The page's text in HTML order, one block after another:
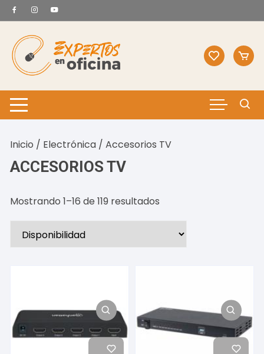
Saltar
al
contenido
Inicio / Electrónica / Accesorios TV
ACCESORIOS TV
Mostrando 1–16 de 119 resultados